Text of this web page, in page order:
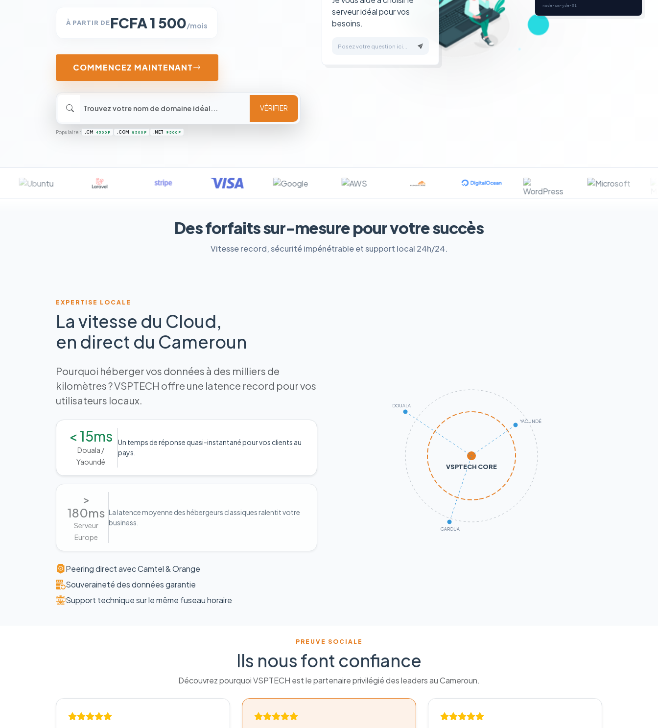
À PARTIR DEFCFA 1 500/mois
COMMENCEZ MAINTENANT
VÉRIFIER
Populaire : .CM 4 500 F .COM 8 500 F .NET 9 500 F
serveur idéal pour vos
besoins.
Posez votre question ici...
node-cm-yde-01
Des forfaits sur-mesure pour votre succès
Vitesse record, sécurité impénétrable et support local 24h/24.
EXPERTISE LOCALE
La vitesse du Cloud,
en direct du Cameroun
Pourquoi héberger vos données à des milliers de
kilomètres ? VSPTECH offre une latence record pour vos
utilisateurs locaux.
< 15ms
Douala /
Yaoundé
Un temps de réponse quasi-instantané pour vos clients au
pays.
>
180ms
Serveur
Europe
La latence moyenne des hébergeurs classiques ralentit votre
business.
Peering direct avec Camtel & Orange
Souveraineté des données garantie
Support technique sur le même fuseau horaire
VSPTECH CORE
DOUALA
YAOUNDÉ
GAROUA
PREUVE SOCIALE
Ils nous font confiance
Découvrez pourquoi VSPTECH est le partenaire privilégié des leaders au Cameroun.